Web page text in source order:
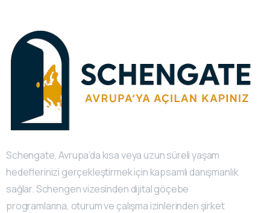
Schengate, Avrupa’da kısa veya uzun süreli yaşam
hedeflerinizi gerçekleştirmek için kapsamlı danışmanlık
sağlar. Schengen vizesinden dijital göçebe
programlarına, oturum ve çalışma izinlerinden şirket